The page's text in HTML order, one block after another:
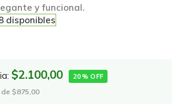
y funcional.
disponibles
$2.100,00 20% OFF
$875,00